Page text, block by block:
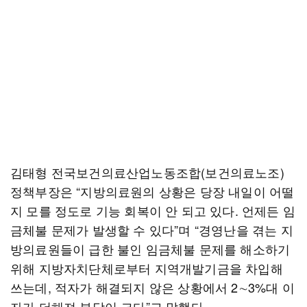
김태형 전국보건의료산업노동조합(보건의료노조)
정책부장은 “지방의료원의 상황은 당장 내일이 어떨
지 모를 정도로 기능 회복이 안 되고 있다. 언제든 임
금체불 문제가 발생할 수 있다”며 “경영난을 겪는 지
방의료원들이 급한 불인 임금체불 문제를 해소하기
위해 지방자치단체로부터 지역개발기금을 차입해
쓰는데, 적자가 해결되지 않은 상황에서 2∼3%대 이